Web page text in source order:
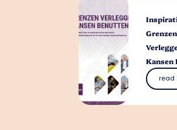
Grenzen
Kansen
read